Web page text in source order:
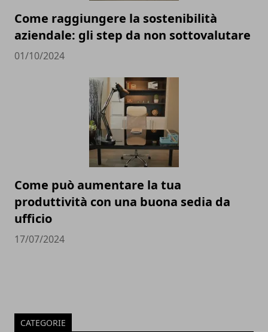
Come raggiungere la sostenibilità
aziendale: gli step da non sottovalutare
01/10/2024
Come può aumentare la tua
produttività con una buona sedia da
ufficio
17/07/2024
CATEGORIE